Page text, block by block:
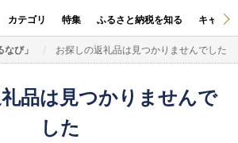
カテゴリ 特集 ふるさと納税を知る キャン
び」 お探しの返礼品は見つかりませんでした
品は見つかりませんで
した